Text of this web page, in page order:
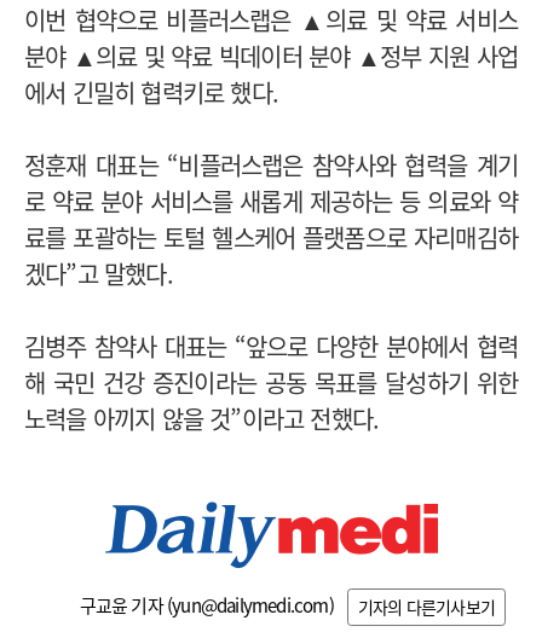
이번 협약으로 비플러스랩은 ▲의료 및 약료 서비스
분야 ▲의료 및 약료 빅데이터 분야 ▲정부 지원 사업
에서 긴밀히 협력키로 했다.
정훈재 대표는 “비플러스랩은 참약사와 협력을 계기
로 약료 분야 서비스를 새롭게 제공하는 등 의료와 약
료를 포괄하는 토털 헬스케어 플랫폼으로 자리매김하
겠다”고 말했다.
김병주 참약사 대표는 “앞으로 다양한 분야에서 협력
해 국민 건강 증진이라는 공동 목표를 달성하기 위한
노력을 아끼지 않을 것”이라고 전했다.
구교윤 기자 (yun@dailymedi.com) 기자의 다른기사보기